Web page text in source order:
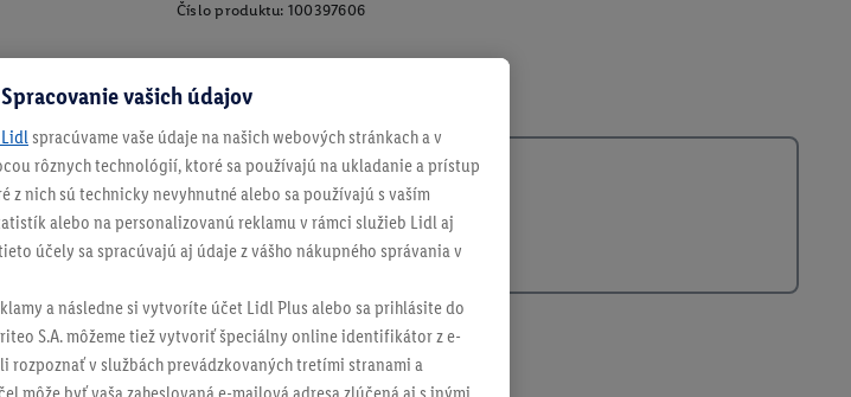
Číslo produktu: 100397606
vašich údajov
spracúvame vaše údaje na našich webových stránkach a v
rôznych technológií, ktoré sa používajú na ukladanie a prístup
nich sú technicky nevyhnutné alebo sa používajú s vaším
alebo na personalizovanú reklamu v rámci služieb Lidl aj
účely sa spracúvajú aj údaje z vášho nákupného správania v
a následne si vytvoríte účet Lidl Plus alebo sa prihlásite do
S.A. môžeme tiež vytvoriť špeciálny online identifikátor z e-
rozpoznať v službách prevádzkovaných tretími stranami a